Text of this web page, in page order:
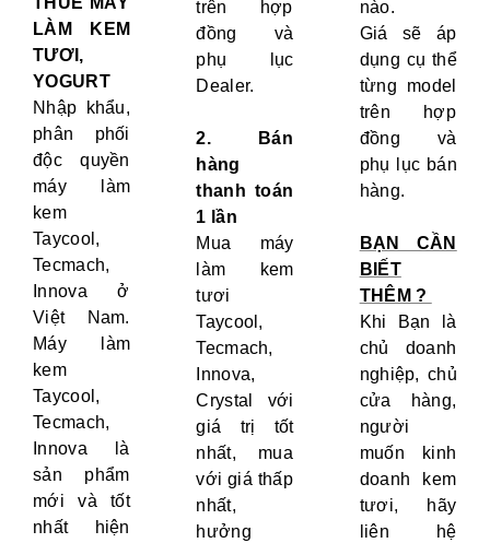
LÀM KEM
TƯƠI,
YOGURT
Nhập khẩu,
phân phối
độc quyền
máy làm
kem
Taycool,
Tecmach,
Innova ở
Việt Nam.
Máy làm
kem
Taycool,
Tecmach,
Innova là
sản phẩm
mới và tốt
nhất hiện
trên hợp
đồng và
phụ lục
Dealer.
2. Bán
hàng
thanh toán
1 lần
Mua máy
làm kem
tươi
Taycool,
Tecmach,
Innova,
Crystal với
giá trị tốt
nhất, mua
với giá thấp
nhất,
hưởng
nào.
Giá sẽ áp
dụng cụ thể
từng model
trên hợp
đồng và
phụ lục bán
hàng.
BẠN CẦN
BIẾT
THÊM ?
Khi Bạn là
chủ doanh
nghiệp, chủ
cửa hàng,
người
muốn kinh
doanh kem
tươi, hãy
liên hệ